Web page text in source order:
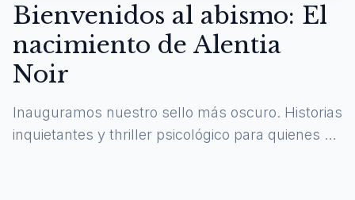
Bienvenidos al abismo: El
nacimiento de Alentia
Noir
Inauguramos nuestro sello más oscuro. Historias
inquietantes y thriller psicológico para quienes se